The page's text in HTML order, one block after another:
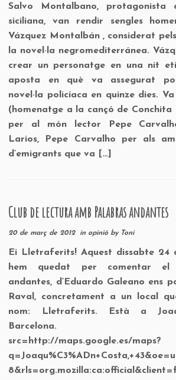
Salvo Montalbano,
siciliana, van rendir sengles
Vázquez Montalbán , considerat
la novel·la negromediterránea.
crear un personatge en una nit
aposta en què va assegurat
novel·la policíaca en quinze dies.
(homenatge a la cançó de Conchita
per al món lector Pepe
Larios, Pepe Carvalho per als
d’emigrants que va […]
Club de lectura amb Palabras andantes
20 de març de 2012in opinió by Toni
Ei Lletraferits! Aquest dissabte 24
hem quedat per comentar el
andantes, d’Eduardo Galeano ens
Raval, concretament a un local
nom: Lletraferits. Està a
Barcelona.
src=http://maps.google.es/maps?